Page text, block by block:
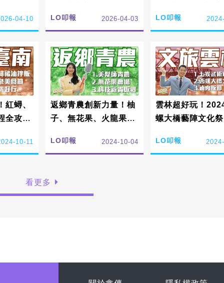
04-10 LO叩報 2026-04-03 LO叩報
紅蟳、
全攻略
10-11
返鄉青農創新力量！柚
子、無花果、火龍果青
LO叩報
LO叩報 2024-10-04
雲林超好玩！
螺大橋藝陣文化
0927｜LO叩報
LO叩報
看更多